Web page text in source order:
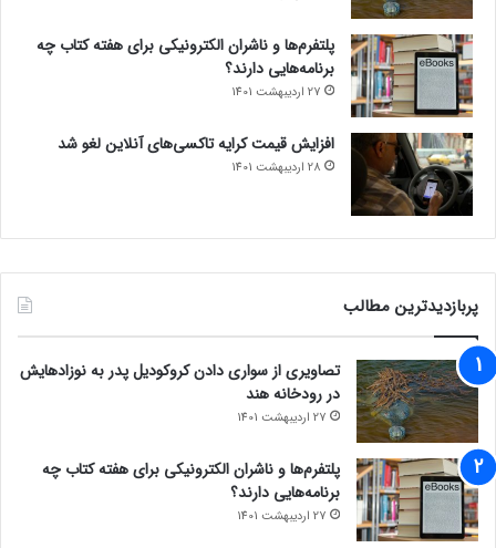
پلتفرم‌ها و ناشران الکترونیکی برای هفته کتاب چه
برنامه‌هایی دارند؟
27 اردیبهشت 1401
افزایش قیمت کرایه تاکسی‌های آنلاین لغو شد
28 اردیبهشت 1401
پربازدیدترین مطالب
تصاویری از سواری دادن کروکودیل پدر به نوزادهایش
در رودخانه هند
27 اردیبهشت 1401
پلتفرم‌ها و ناشران الکترونیکی برای هفته کتاب چه
برنامه‌هایی دارند؟
27 اردیبهشت 1401